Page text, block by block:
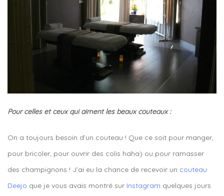
Pour celles et ceux qui aiment les beaux couteaux :
On a toujours besoin d’un couteau ! Que ce soit pour manger,
pour bricoler, pour ouvrir des colis haha) ou pour ramasser
des champignons ! J’ai eu la chance de recevoir un couteau
Deejo que je vous avais montré sur Instagram quelques jours